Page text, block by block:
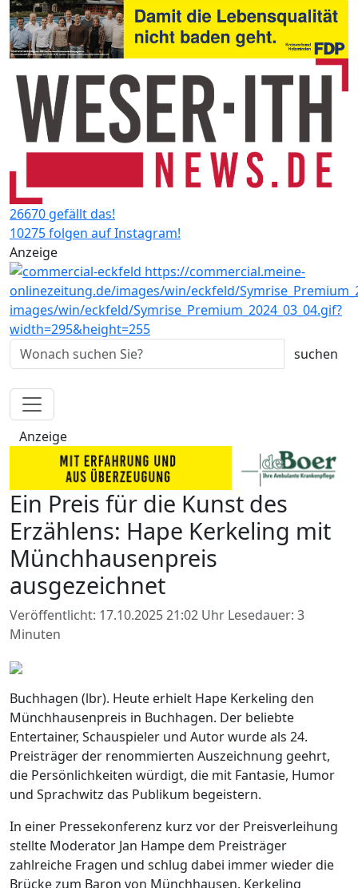
26670 gefällt das!
10275 folgen auf Instagram!
Anzeige
Anzeige
Ein Preis für die Kunst des
Erzählens: Hape Kerkeling mit
Münchhausenpreis
ausgezeichnet
Veröffentlicht: 17.10.2025 21:02 Uhr Lesedauer: 3
Minuten
Buchhagen (lbr). Heute erhielt Hape Kerkeling den
Münchhausenpreis in Buchhagen. Der beliebte
Entertainer, Schauspieler und Autor wurde als 24.
Preisträger der renommierten Auszeichnung geehrt,
die Persönlichkeiten würdigt, die mit Fantasie, Humor
und Sprachwitz das Publikum begeistern.
In einer Pressekonferenz kurz vor der Preisverleihung
stellte Moderator Jan Hampe dem Preisträger
zahlreiche Fragen und schlug dabei immer wieder die
Brücke zum Baron von Münchhausen. Kerkeling